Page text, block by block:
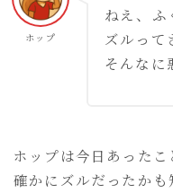
ホップ
ねえ、ふ
ズルっ
そんなに
ホップは今日あったこ
確かにズルだったか